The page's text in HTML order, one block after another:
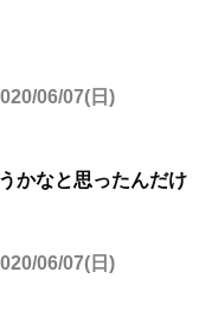
06/07(日)
かなと思ったんだけ
06/07(日)